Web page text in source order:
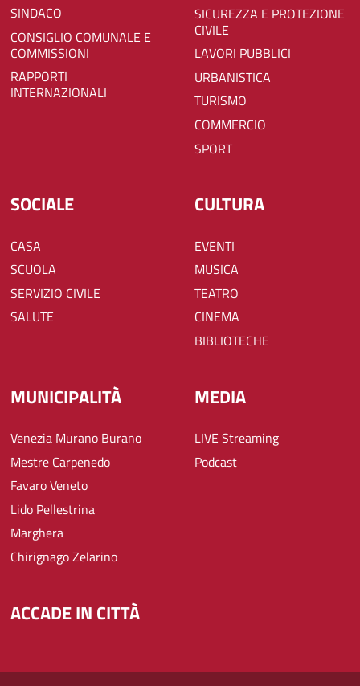
SINDACO
CONSIGLIO COMUNALE E
COMMISSIONI
RAPPORTI
INTERNAZIONALI
SICUREZZA E PROTEZIONE
CIVILE
LAVORI PUBBLICI
URBANISTICA
TURISMO
COMMERCIO
SPORT
SOCIALE
CASA
SCUOLA
SERVIZIO CIVILE
SALUTE
CULTURA
EVENTI
MUSICA
TEATRO
CINEMA
BIBLIOTECHE
MUNICIPALITÀ
Venezia Murano Burano
Mestre Carpenedo
Favaro Veneto
Lido Pellestrina
Marghera
Chirignago Zelarino
MEDIA
LIVE Streaming
Podcast
ACCADE IN CITTÀ